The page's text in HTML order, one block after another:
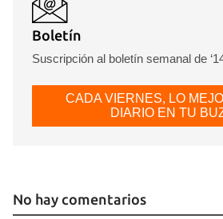
Boletín
Suscripción al boletín semanal de
CADA VIERNES, LO
DIARIO EN TU
No hay comentarios